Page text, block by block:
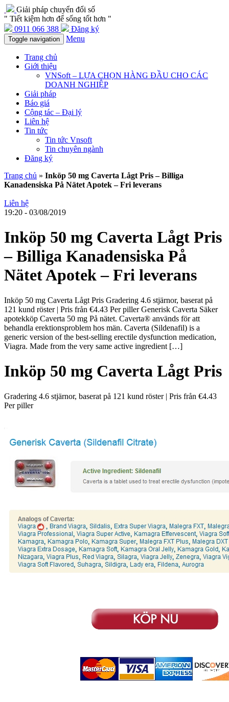
Giải pháp chuyển đổi số
" Tiết kiệm hơn để sống tốt hơn "
0911 066 388
Đăng ký
Toggle navigation Menu
Trang chủ
Giới thiệu
VNSoft – LỰA CHỌN HÀNG ĐẦU CHO CÁC
DOANH NGHIỆP
Giải pháp
Báo giá
Cộng tác – Đại lý
Liên hệ
Tin tức
Tin tức Vnsoft
Tin chuyên ngành
Đăng ký
Trang chủ » Inköp 50 mg Caverta Lågt Pris – Billiga
Kanadensiska På Nätet Apotek – Fri leverans
Liên hệ
19:20 - 03/08/2019
Inköp 50 mg Caverta Lågt Pris
– Billiga Kanadensiska På
Nätet Apotek – Fri leverans
Inköp 50 mg Caverta Lågt Pris Gradering 4.6 stjärnor, baserat på
121 kund röster | Pris från €4.43 Per piller Generisk Caverta Säker
apotekköp Caverta 50 mg På nätet. Caverta® används för att
behandla erektionsproblem hos män. Caverta (Sildenafil) is a
generic version of the best-selling erectile dysfunction medication,
Viagra. Made from the very same active ingredient […]
Inköp 50 mg Caverta Lågt Pris
Gradering 4.6 stjärnor, baserat på 121 kund röster| Pris från €4.43
Per piller